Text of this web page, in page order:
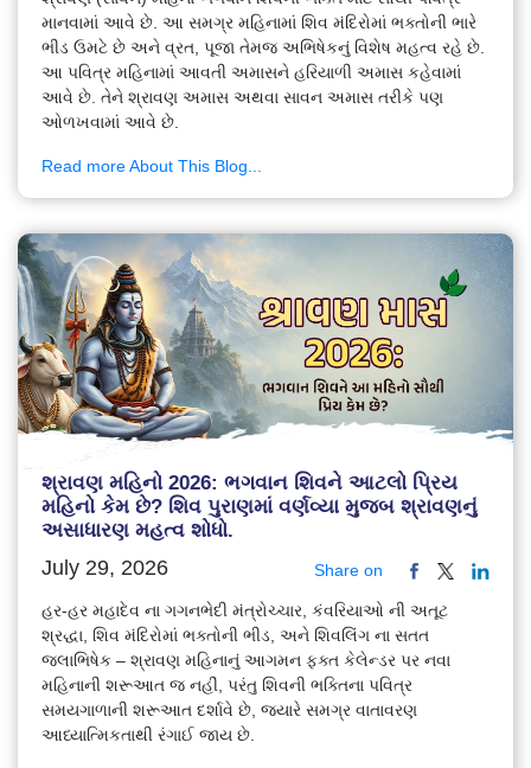
માનવામાં આવે છે. આ સમગ્ર મહિનામાં શિવ મંદિરોમાં ભક્તોની ભારે
ભીડ ઉમટે છે અને વ્રત, પૂજા તેમજ અભિષેકનું વિશેષ મહત્વ રહે છે.
આ પવિત્ર મહિનામાં આવતી અમાસને હરિયાળી અમાસ કહેવામાં
આવે છે. તેને શ્રાવણ અમાસ અથવા સાવન અમાસ તરીકે પણ
ઓળખવામાં આવે છે.
Read more About This Blog...
શ્રાવણ મહિનો 2026: ભગવાન શિવને આટલો પ્રિય
મહિનો કેમ છે? શિવ પુરાણમાં વર્ણવ્યા મુજબ શ્રાવણનું
અસાધારણ મહત્વ શોધો.
July 29, 2026 Share on
હર-હર મહાદેવ ના ગગનભેદી મંત્રોચ્ચાર, કંવરિયાઓ ની અતૂટ
શ્રદ્ધા, શિવ મંદિરોમાં ભક્તોની ભીડ, અને શિવલિંગ ના સતત
જલાભિષેક – શ્રાવણ મહિનાનું આગમન ફક્ત કેલેન્ડર પર નવા
મહિનાની શરૂઆત જ નહીં, પરંતુ શિવની ભક્તિના પવિત્ર
સમયગાળાની શરૂઆત દર્શાવે છે, જ્યારે સમગ્ર વાતાવરણ
આધ્યાત્મિકતાથી રંગાઈ જાય છે.